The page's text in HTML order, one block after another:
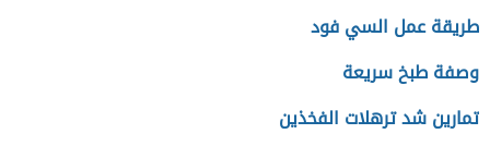
طريقة عمل السي فود
وصفة طبخ سريعة
تمارين شد ترهلات الفخذين